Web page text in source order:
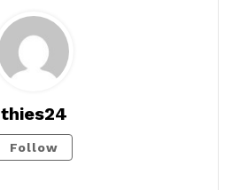
thies24
Follow